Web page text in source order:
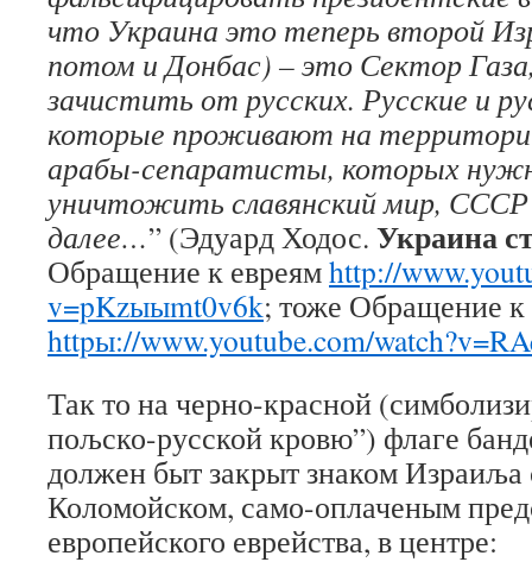
что Украина это теперь второй
потом и Донбас) – это Сектор
зачистить от русских. Русские и
которые проживают на
арабы-сепаратисты, которых
уничтожить славянский мир,
далее…” (Эдуард Ходос. Украина
Обращение к евреямhttp://
v=pKzыыmt0v6k; тоже Обращение к
httpы://www.youtube.com/
Так то на черно-красной
пољско-русской кровю”) флаге
должен быт закрыт знаком
Коломойском, само-оплаченым
европейского еврейства, в центре: